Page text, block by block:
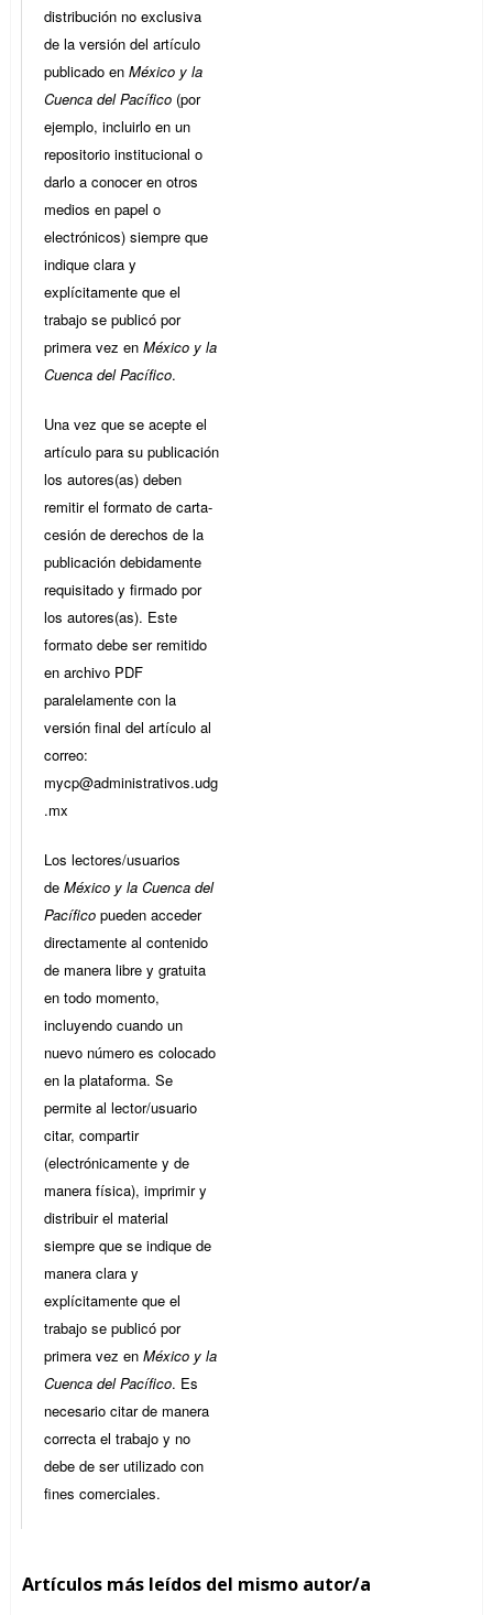
distribución no exclusiva
de la versión del artículo
publicado en México y la
Cuenca del Pacífico (por
ejemplo, incluirlo en un
repositorio institucional o
darlo a conocer en otros
medios en papel o
electrónicos) siempre que
indique clara y
explícitamente que el
trabajo se publicó por
primera vez en México y la
Cuenca del Pacífico.
Una vez que se acepte el
artículo para su publicación
los autores(as) deben
remitir el formato de carta-
cesión de derechos de la
publicación debidamente
requisitado y firmado por
los autores(as). Este
formato debe ser remitido
en archivo PDF
paralelamente con la
versión final del artículo al
correo:
mycp@administrativos.udg
.mx
Los lectores/usuarios
de México y la Cuenca del
Pacífico pueden acceder
directamente al contenido
de manera libre y gratuita
en todo momento,
incluyendo cuando un
nuevo número es colocado
en la plataforma. Se
permite al lector/usuario
citar, compartir
(electrónicamente y de
manera física), imprimir y
distribuir el material
siempre que se indique de
manera clara y
explícitamente que el
trabajo se publicó por
primera vez en México y la
Cuenca del Pacífico. Es
necesario citar de manera
correcta el trabajo y no
debe de ser utilizado con
fines comerciales.
Artículos más leídos del mismo autor/a